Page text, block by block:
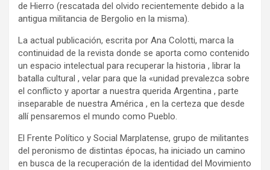
de Hierro (rescatada del olvido recientemente debido a la
antigua militancia de Bergolio en la misma).
La actual publicación, escrita por Ana Colotti, marca la
continuidad de la revista donde se aporta como contenido
un espacio intelectual para recuperar la historia , librar la
batalla cultural , velar para que la «unidad prevalezca sobre
el conflicto y aportar a nuestra querida Argentina , parte
inseparable de nuestra América , en la certeza que desde
allí pensaremos el mundo como Pueblo.
El Frente Político y Social Marplatense, grupo de militantes
del peronismo de distintas épocas, ha iniciado un camino
en busca de la recuperación de la identidad del Movimiento